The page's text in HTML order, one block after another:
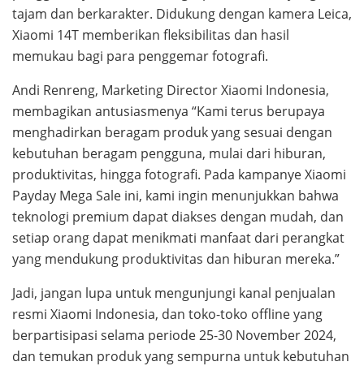
tajam dan berkarakter. Didukung dengan kamera Leica,
Xiaomi 14T memberikan fleksibilitas dan hasil
memukau bagi para penggemar fotografi.
Andi Renreng, Marketing Director Xiaomi Indonesia,
membagikan antusiasmenya “Kami terus berupaya
menghadirkan beragam produk yang sesuai dengan
kebutuhan beragam pengguna, mulai dari hiburan,
produktivitas, hingga fotografi. Pada kampanye Xiaomi
Payday Mega Sale ini, kami ingin menunjukkan bahwa
teknologi premium dapat diakses dengan mudah, dan
setiap orang dapat menikmati manfaat dari perangkat
yang mendukung produktivitas dan hiburan mereka.”
Jadi, jangan lupa untuk mengunjungi kanal penjualan
resmi Xiaomi Indonesia, dan toko-toko offline yang
berpartisipasi selama periode 25-30 November 2024,
dan temukan produk yang sempurna untuk kebutuhan